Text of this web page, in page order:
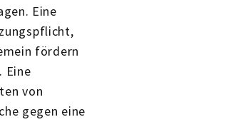
Eine
fördern
Eine
von
gegen eine